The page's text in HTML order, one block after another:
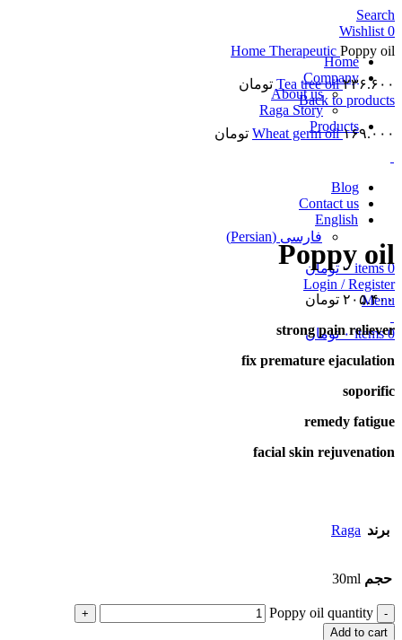
Search
0
Wishlist
Home
Company
About us
Raga Story
Products
Blog
Contact us
English
فارسی (
Persian
)
0
items ۰ تومان
Login / Register
Menu
0
items ۰ تومان
Home Therapeutic Poppy oil
Tea tree oil۲۳۶.۶۰۰
تومان
Back to products
Wheat germ oil۱۶۹.۰۰۰ تومان
Click to enlarge
Poppy oil
۲۰۵.۴۰۰ تومان
strong pain reliever
fix premature ejaculation
soporific
remedy fatigue
facial skin rejuvenation
برند Raga
حجم 30ml
Poppy oil quantity
Add to cart